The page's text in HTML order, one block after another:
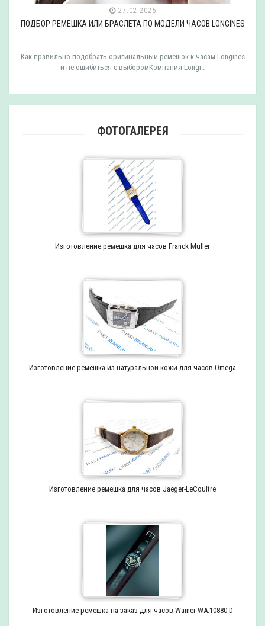
27.02.2025
ПОДБОР РЕМЕШКА ИЛИ БРАСЛЕТА ПО МОДЕЛИ ЧАСОВ LONGINES
Как правильно подобрать оригинальный ремешок к часам Longines
и не ошибиться с выборомКомпания Longi..
ФОТОГАЛЕРЕЯ
Изготовление ремешка для часов Franck Muller
Изготовление ремешка из натуральной кожи для часов Omega
Изготовление ремешка для часов Jaeger-LeCoultre
Изготовление ремешка на заказ для часов Wainer WA.10880-D